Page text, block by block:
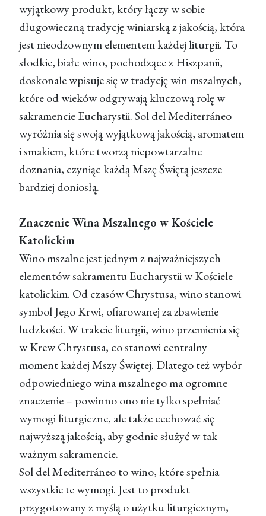
wyjątkowy produkt, który łączy w sobie
długowieczną tradycję winiarską z jakością, która
jest nieodzownym elementem każdej liturgii. To
słodkie, białe wino, pochodzące z Hiszpanii,
doskonale wpisuje się w tradycję win mszalnych,
które od wieków odgrywają kluczową rolę w
sakramencie Eucharystii. Sol del Mediterráneo
wyróżnia się swoją wyjątkową jakością, aromatem
i smakiem, które tworzą niepowtarzalne
doznania, czyniąc każdą Mszę Świętą jeszcze
bardziej doniosłą.
Znaczenie Wina Mszalnego w Kościele
Katolickim
Wino mszalne jest jednym z najważniejszych
elementów sakramentu Eucharystii w Kościele
katolickim. Od czasów Chrystusa, wino stanowi
symbol Jego Krwi, ofiarowanej za zbawienie
ludzkości. W trakcie liturgii, wino przemienia się
w Krew Chrystusa, co stanowi centralny
moment każdej Mszy Świętej. Dlatego też wybór
odpowiedniego wina mszalnego ma ogromne
znaczenie – powinno ono nie tylko spełniać
wymogi liturgiczne, ale także cechować się
najwyższą jakością, aby godnie służyć w tak
ważnym sakramencie.
Sol del Mediterráneo to wino, które spełnia
wszystkie te wymogi. Jest to produkt
przygotowany z myślą o użytku liturgicznym,